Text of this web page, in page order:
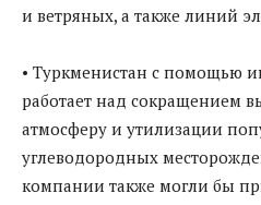
и ветряных, а также линий
• Туркменистан с помощью
работает над сокращением
атмосферу и утилизации
углеводородных
компании также могли бы